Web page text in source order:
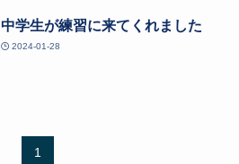
中学生が練習に来てくれました
2024-01-28
1